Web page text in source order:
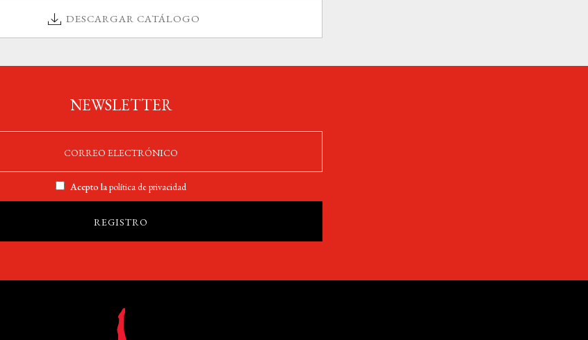
DESCARGAR CATÁLOGO
NEWSLETTER
Acepto lapolítica de privacidad